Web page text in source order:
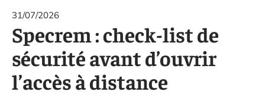
31/07/2026
Specrem : check-list de
sécurité avant d’ouvrir
l’accès à distance